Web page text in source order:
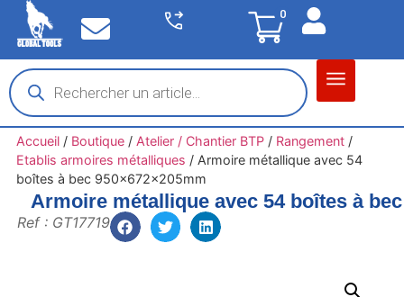
0
Accueil/ Boutique/ Atelier / Chantier BTP/ Rangement/
Etablis armoires métalliques / Armoire métallique avec 54
boîtes à bec 950x672x205mm
Armoire métallique avec 54 boîtes à
Ref : GT17719